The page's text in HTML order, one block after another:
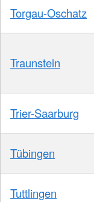
Torgau-Oschatz
Traunstein
Trier-Saarburg
Tübingen
Tuttlingen